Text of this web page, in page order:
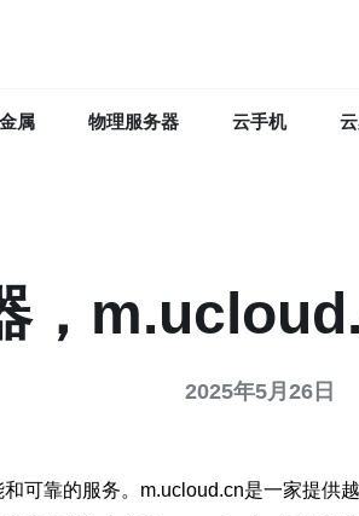
属 物理服务器 云手机
，
2025年5月26日
可靠的服务。m.ucloud.cn是一家提供